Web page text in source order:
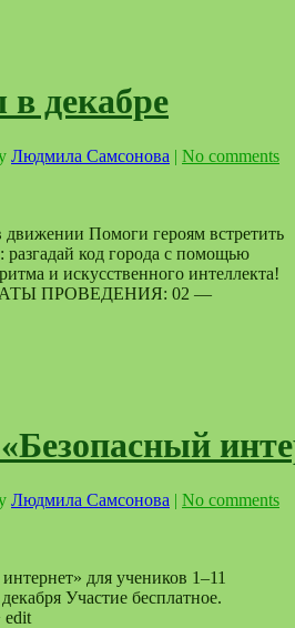
декабре
Людмила Самсонова | No comments
движении Помоги героям встретить
код города с помощью
и искусственного интеллекта!
ПРОВЕДЕНИЯ: 02 —
Людмила Самсонова | No comments
для учеников 1–11
Участие бесплатное.
edit